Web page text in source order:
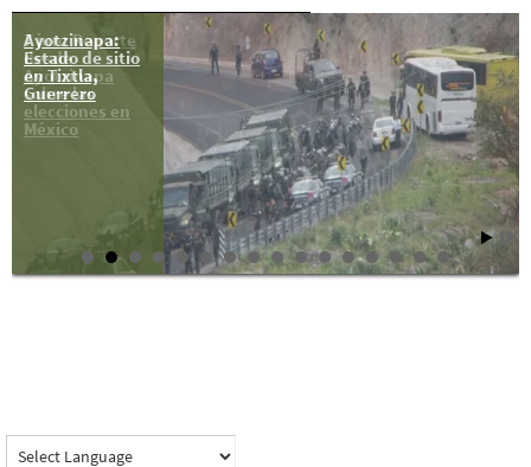
Ayotzinapa:
Estado de sitio
en Tixtla,
Guerrero
7 jun: Reporte
desde
Ayotzinapa
sobre las
elecciones en
México